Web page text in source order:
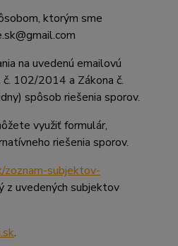
ktorým sme
na uvedenú emailovú
102/2014 a Zákona č.
spôsob riešenia sporov.
využiť formulár,
riešenia sporov.
subjektov-
z uvedených subjektov
.